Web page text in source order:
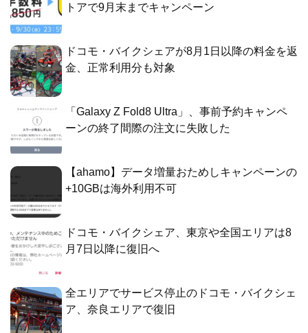
トアで9月末までキャンペーン
ドコモ・バイクシェアが8月1日以降の料金を返
金、正常利用分も対象
「Galaxy Z Fold8 Ultra」、事前予約キャンペ
ーンの終了間際の注文に失敗した
【ahamo】データ増量おためしキャンペーンの
+10GBは海外利用不可
ドコモ・バイクシェア、東京や全国エリアは8
月7日以降に復旧へ
全エリアでサービス停止のドコモ・バイクシェ
ア、奈良エリアで復旧